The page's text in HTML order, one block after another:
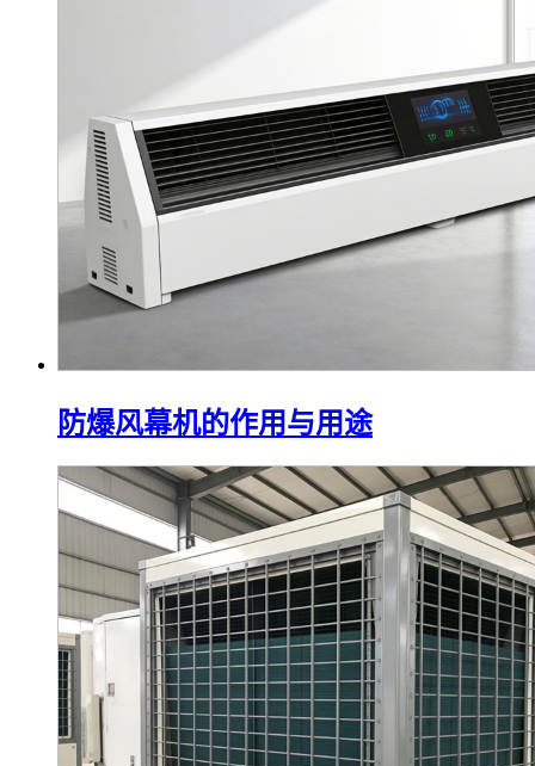
防爆风幕机的作用与用途